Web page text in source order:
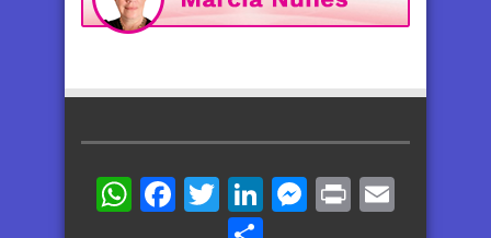
WhatsApp
Facebook
TwitterLinkedIn
Messenger
Print